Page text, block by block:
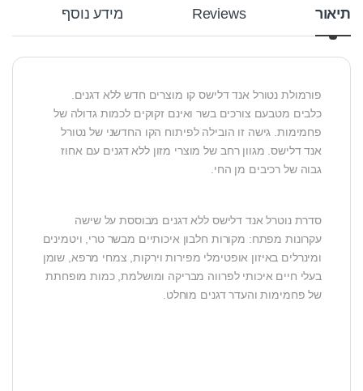
תיאור Reviews מידע נוסף
פורמולת נטורל אנד דלישס קו מוצרים חדש ללא דגנים.
כלבים מטבעם צורכים בשר ואינם זקוקים לכמות גדולה של
פחמימות. גישה זו הובילה לפיתוח הקו החדשני של נטורל
אנד דלישס. מגוון רחב של מוצרי מזון ללא דגנים עם אחוז
גבוה של רכיבים מן החי.
סדרת נוטרל אנד דלישס ללא דגנים מבוססת על שישה
עקרונות מפתח: מקורות חלבון איכותיים מבשר טרי, ויטמינים
ומינרלים באיזון אופטימלי מפירות וירקות, צמחי מרפא, שומן
בעלי חיים איכותי לפרווה מבריקה ומושלמת, כמות מופחתת
של פחמימות והעדר דגנים מוחלט.